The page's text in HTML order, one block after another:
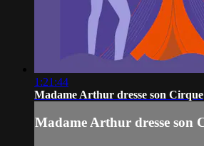
1:21:44
Madame Arthur dresse son Cirque
Madame Arthur dresse son